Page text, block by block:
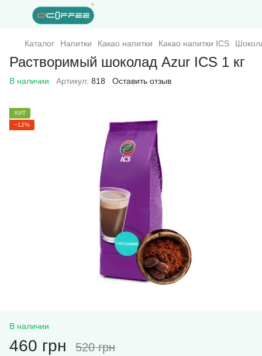
Каталог Напитки Какао напитки Какао напитки ICS
Растворимый шоколад Azur ICS 1 кг
В наличии Артикул: 818 Оставить отзыв
ХИТ
−12%
В наличии
460 грн 520 грн